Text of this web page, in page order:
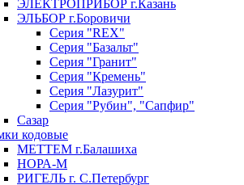
ЭЛЕКТРОПРИБОР г.Казань
ЭЛЬБОР г.Боровичи
Серия "REX"
Серия "Базальт"
Серия "Гранит"
Серия "Кремень"
Серия "Лазурит"
Серия "Рубин", "Сапфир"
Сазар
кодовые
МЕТТЕМ г.Балашиха
НОРА-М
РИГЕЛЬ г. С.Петербург